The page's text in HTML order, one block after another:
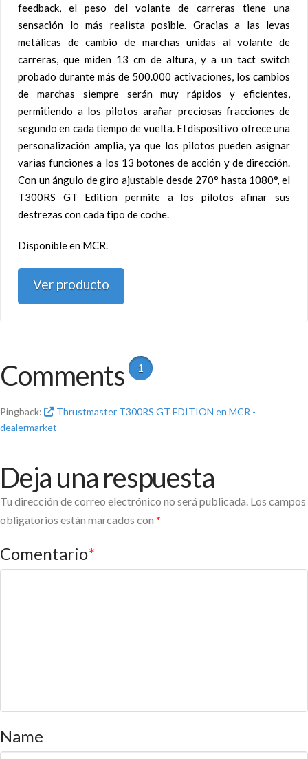
feedback, el peso del volante de carreras tiene una
sensación lo más realista posible. Gracias a las levas
metálicas de cambio de marchas unidas al volante de
carreras, que miden 13 cm de altura, y a un tact switch
probado durante más de 500.000 activaciones, los cambios
de marchas siempre serán muy rápidos y eficientes,
permitiendo a los pilotos arañar preciosas fracciones de
segundo en cada tiempo de vuelta. El dispositivo ofrece una
personalización amplia, ya que los pilotos pueden asignar
varias funciones a los 13 botones de acción y de dirección.
Con un ángulo de giro ajustable desde 270° hasta 1080°, el
T300RS GT Edition permite a los pilotos afinar sus
destrezas con cada tipo de coche.
Disponible en MCR.
Ver producto
Comments 1
Pingback:
Thrustmaster T300RS GT EDITION en MCR -
dealermarket
Deja una respuesta
Tu dirección de correo electrónico no será publicada. Los campos
obligatorios están marcados con *
Comentario*
Name